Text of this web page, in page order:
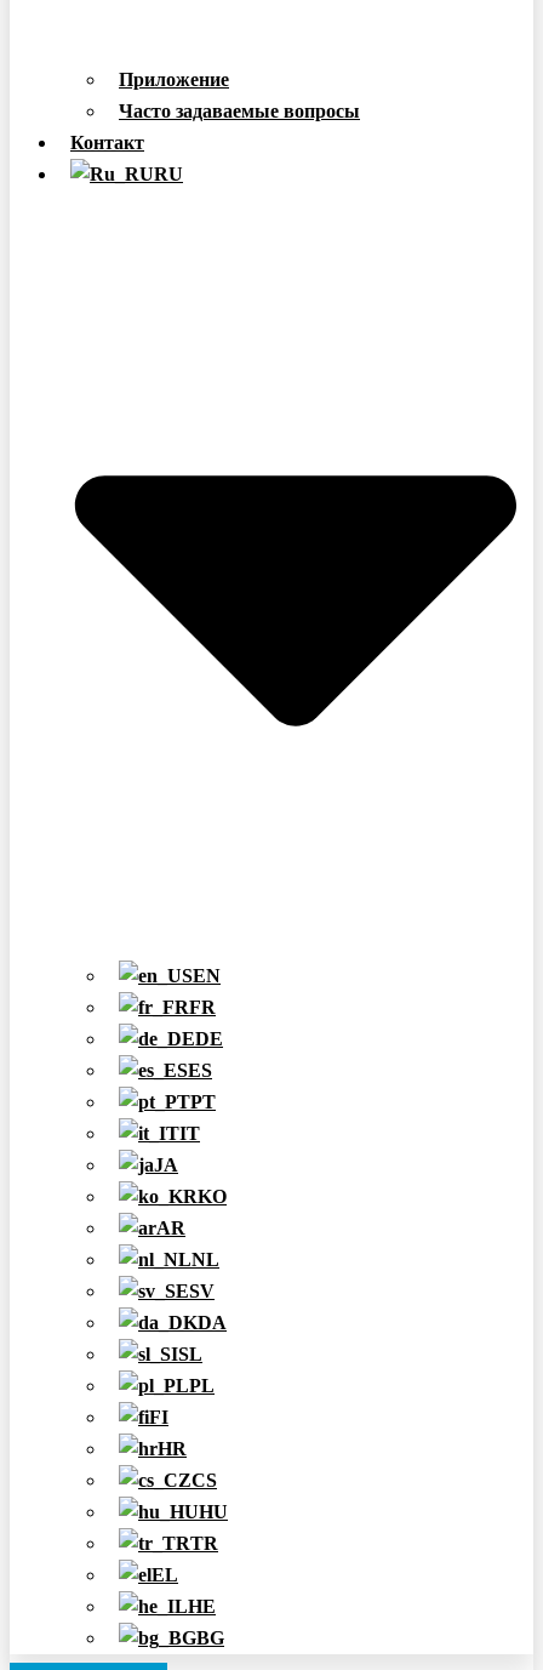
Приложение
Часто задаваемые вопросы
Контакт
RU
EN
FR
DE
ES
PT
IT
JA
KO
AR
NL
SV
DA
SL
PL
FI
HR
CS
HU
TR
EL
HE
BG